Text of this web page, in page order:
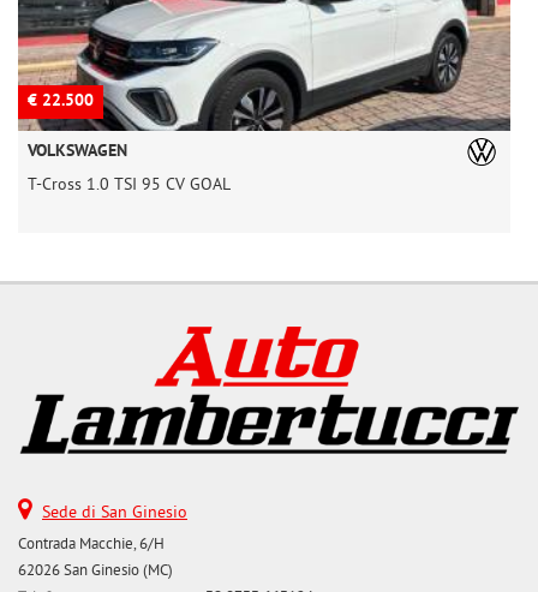
€ 22.500
VOLKSWAGEN
T-Cross 1.0 TSI 95 CV GOAL
Sede di San Ginesio
Contrada Macchie, 6/H
62026 San Ginesio (MC)